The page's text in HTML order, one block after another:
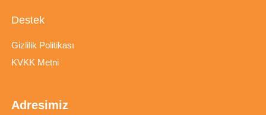
Destek
Gizlilik Politikası
KVKK Metni
Adresimiz